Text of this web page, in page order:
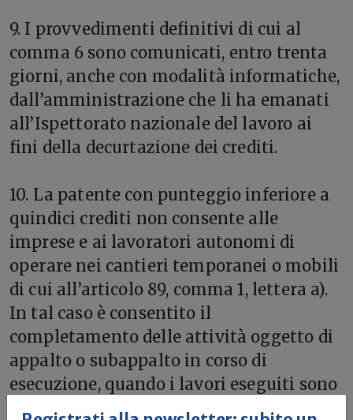
9. I provvedimenti definitivi di cui al
comma 6 sono comunicati, entro trenta
giorni, anche con modalità informatiche,
dall’amministrazione che li ha emanati
all’Ispettorato nazionale del lavoro ai
fini della decurtazione dei crediti.
10. La patente con punteggio inferiore a
quindici crediti non consente alle
imprese e ai lavoratori autonomi di
operare nei cantieri temporanei o mobili
di cui all’articolo 89, comma 1, lettera a).
In tal caso è consentito il
completamento delle attività oggetto di
appalto o subappalto in corso di
esecuzione, quando i lavori eseguiti sono
superiori al 30 per cento del valore del